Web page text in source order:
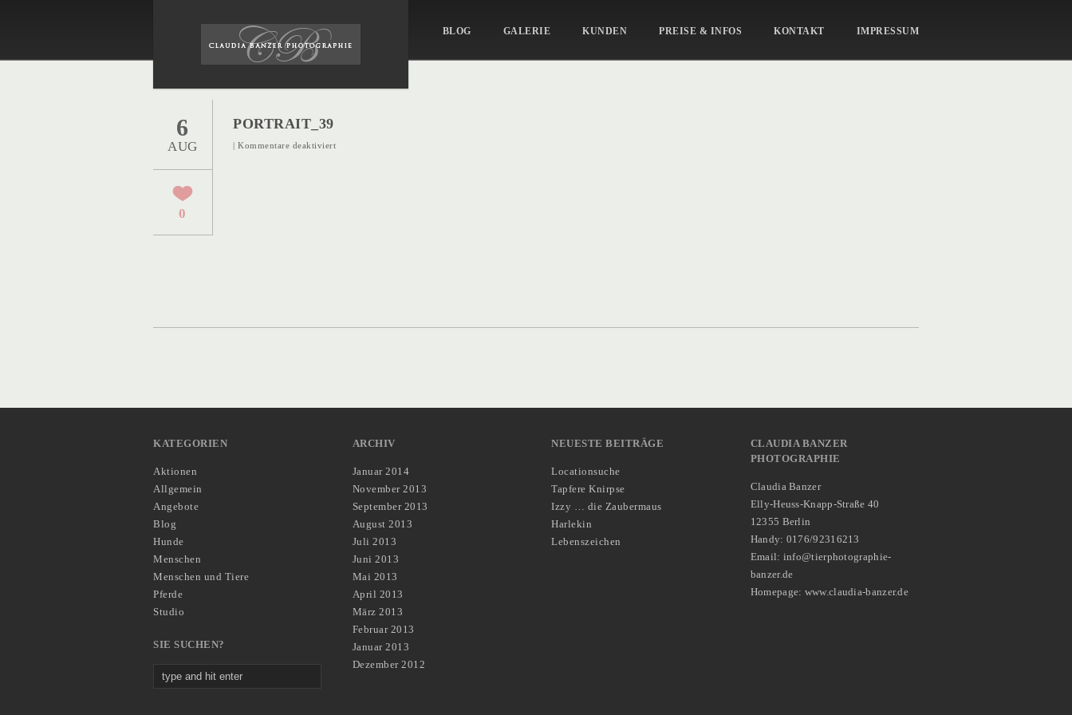
BLOG GALERIE KUNDEN PREISE & INFOS KONTAKT IMPRESSUM
6
AUG
0
PORTRAIT_39
| Kommentare deaktiviertfür
KATEGORIEN
Aktionen
Allgemein
Angebote
Blog
Hunde
Menschen
Menschen und Tiere
Pferde
Studio
SIE SUCHEN?
ARCHIV
Januar 2014
November 2013
September 2013
August 2013
Juli 2013
Juni 2013
Mai 2013
April 2013
März 2013
Februar 2013
Januar 2013
Dezember 2012
NEUESTE BEITRÄGE
Locationsuche
Tapfere Knirpse
Izzy … die Zaubermaus
Harlekin
Lebenszeichen
CLAUDIA BANZER
PHOTOGRAPHIE
Claudia Banzer
Elly-Heuss-Knapp-Straße 40
12355 Berlin
Handy: 0176/92316213
Email: info@tierphotographie-
banzer.de
Homepage: www.claudia-banzer.de